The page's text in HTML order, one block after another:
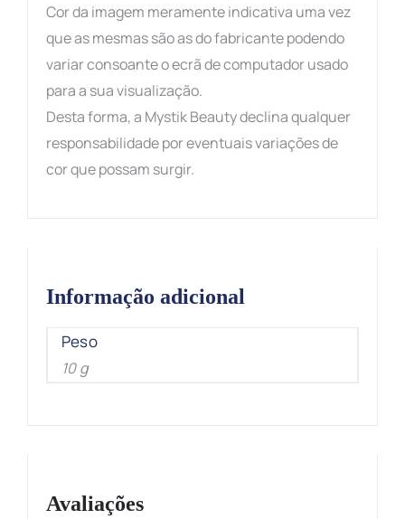
Cor da imagem meramente indicativa uma vez
que as mesmas são as do fabricante podendo
variar consoante o ecrã de computador usado
para a sua visualização.
Desta forma, a Mystik Beauty declina qualquer
responsabilidade por eventuais variações de
cor que possam surgir.
Informação adicional
Peso
10 g
Avaliações